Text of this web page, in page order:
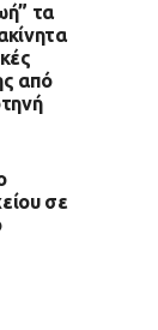
τα
από
σε